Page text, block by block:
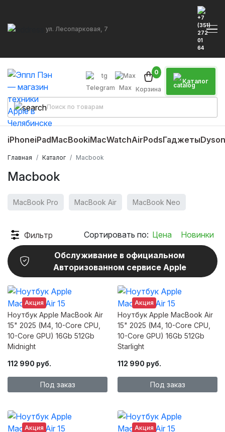
ул. Лесопарковая, 7
Каталог
Telegram Max Корзина
0
iPhoneiPadMacBookiMacWatchAirPodsГаджетыDyson
Главная Каталог Macbook
Macbook
MacBook Pro MacBook Air MacBook Neo
Фильтр Сортировать по: Цена Новинки
Обслуживание в официальном
Авторизованном сервисе Apple
Акция
Ноутбук Apple MacBook Air
15" 2025 (M4, 10-Core CPU,
10-Core GPU) 16Gb 512Gb
Midnight
112 990 руб.
Под заказ
Акция
Ноутбук Apple MacBook Air
15" 2025 (M4, 10-Core CPU,
10-Core GPU) 16Gb 512Gb
Starlight
112 990 руб.
Под заказ
Акция Акция